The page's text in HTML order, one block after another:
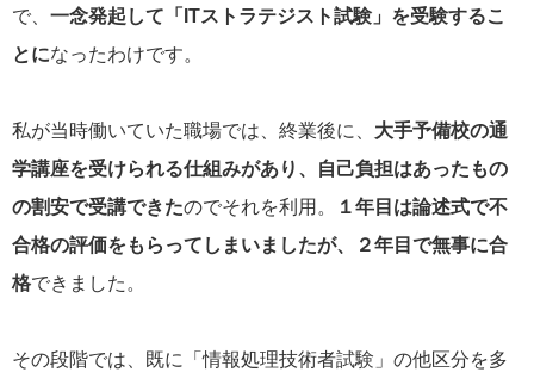
で、 一念発起して「ITストラテジスト試験」を受験するこ
とになったわけです。
私が当時働いていた職場では、終業後に、 大手予備校の通
学講座を受けられる仕組みがあり、自己負担はあったもの
の割安で受講できたのでそれを利用。
１年目は論述式で不
合格の評価をもらってしまいましたが、２年目で無事に合
格できました。
その段階では、既に「情報処理技術者試験」の他区分を多